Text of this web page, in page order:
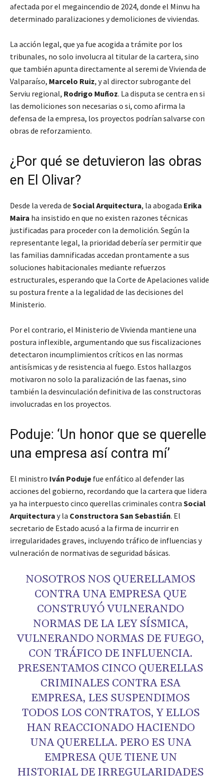
afectada por el megaincendio de 2024, donde el Minvu ha
determinado paralizaciones y demoliciones de viviendas.
La acción legal, que ya fue acogida a trámite por los
tribunales, no solo involucra al titular de la cartera, sino
que también apunta directamente al seremi de Vivienda de
Valparaíso, Marcelo Ruiz, y al director subrogante del
Serviu regional, Rodrigo Muñoz. La disputa se centra en si
las demoliciones son necesarias o si, como afirma la
defensa de la empresa, los proyectos podrían salvarse con
obras de reforzamiento.
¿Por qué se detuvieron las obras
en El Olivar?
Desde la vereda de Social Arquitectura, la abogada Erika
Maira ha insistido en que no existen razones técnicas
justificadas para proceder con la demolición. Según la
representante legal, la prioridad debería ser permitir que
las familias damnificadas accedan prontamente a sus
soluciones habitacionales mediante refuerzos
estructurales, esperando que la Corte de Apelaciones valide
su postura frente a la legalidad de las decisiones del
Ministerio.
Por el contrario, el Ministerio de Vivienda mantiene una
postura inflexible, argumentando que sus fiscalizaciones
detectaron incumplimientos críticos en las normas
antisísmicas y de resistencia al fuego. Estos hallazgos
motivaron no solo la paralización de las faenas, sino
también la desvinculación definitiva de las constructoras
involucradas en los proyectos.
Poduje: ‘Un honor que se querelle
una empresa así contra mí’
El ministro Iván Poduje fue enfático al defender las
acciones del gobierno, recordando que la cartera que lidera
ya ha interpuesto cinco querellas criminales contra Social
Arquitectura y la Constructora San Sebastián. El
secretario de Estado acusó a la firma de incurrir en
irregularidades graves, incluyendo tráfico de influencias y
vulneración de normativas de seguridad básicas.
NOSOTROS NOS QUERELLAMOS
CONTRA UNA EMPRESA QUE
CONSTRUYÓ VULNERANDO
NORMAS DE LA LEY SÍSMICA,
VULNERANDO NORMAS DE FUEGO,
CON TRÁFICO DE INFLUENCIA.
PRESENTAMOS CINCO QUERELLAS
CRIMINALES CONTRA ESA
EMPRESA, LES SUSPENDIMOS
TODOS LOS CONTRATOS, Y ELLOS
HAN REACCIONADO HACIENDO
UNA QUERELLA. PERO ES UNA
EMPRESA QUE TIENE UN
HISTORIAL DE IRREGULARIDADES